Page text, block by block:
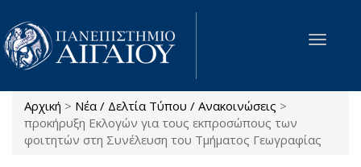
Παράκαμψη προς το κυρίως περιεχόμενο
Toggle
Είστε εδώ
Αρχική > Νέα / Δελτία Τύπου / Ανακοινώσεις >
προκήρυξη Εκλογών για τους εκπροσώπους των
φοιτητών στη Συνέλευση του Τμήματος Γεωγραφίας